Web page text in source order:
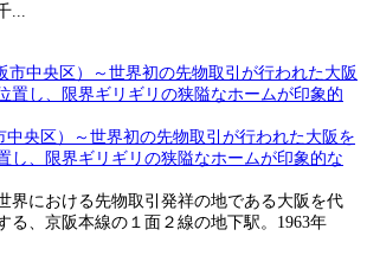
...
央区）～世界初の先物取引が行われた大阪を
し、限界ギリギリの狭隘なホームが印象的な
界における先物取引発祥の地である大阪を代
る、京阪本線の１面２線の地下駅。1963年